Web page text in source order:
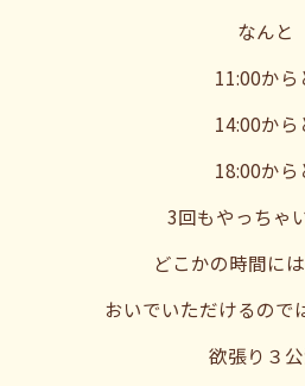
なんと
11:00から
14:00から
18:00から
3回もやっちゃ
どこかの時間に
おいでいただけるので
欲張り３